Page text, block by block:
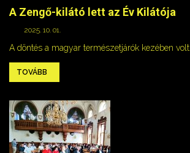
A Zengő-kilátó lett az Év Kilátója
2025. 10. 01.
A döntés a magyar természetjárók kezében volt.
TOVÁBB